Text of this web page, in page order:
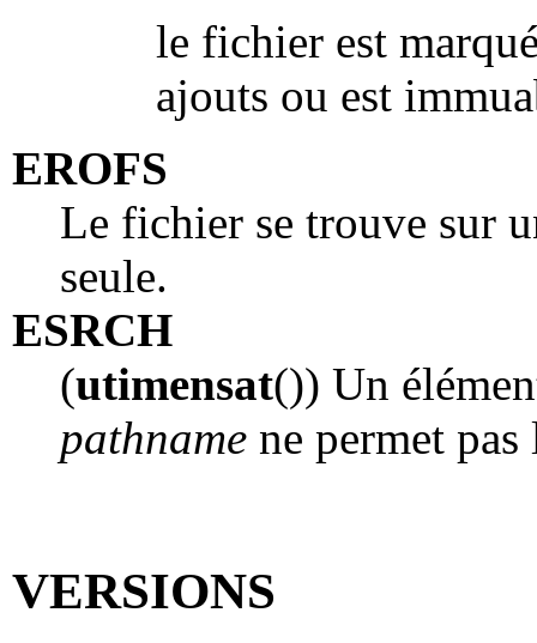
le fichier est
ajouts ou est
EROFS
Le fichier se trouve sur
seule.
ESRCH
(utimensat()) Un
pathname ne permet
VERSIONS